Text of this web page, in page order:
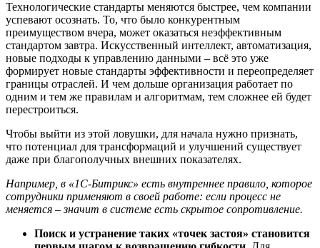
Технологические стандарты меняются быстрее, чем компании
успевают осознать. То, что было конкурентным
преимуществом вчера, может оказаться неэффективным
стандартом завтра. Искусственный интеллект, автоматизация,
новые подходы к управлению данными – всё это уже
формирует новые стандарты эффективности и переопределяет
границы отраслей. И чем дольше организация работает по
одним и тем же правилам и алгоритмам, тем сложнее ей будет
перестроиться.
Чтобы выйти из этой ловушки, для начала нужно признать,
что потенциал для трансформаций и улучшений существует
даже при благополучных внешних показателях.
Например, в «1С-Битрикс» есть внутреннее правило, которое
сотрудники применяют в своей работе: если процесс не
меняется – значит в системе есть скрытое сопротивление.
Поиск и устранение таких «точек застоя» становится